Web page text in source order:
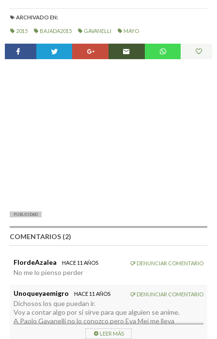
ARCHIVADO EN:
2015 BAJADA2015 GAVANELLI MAYO
PUBLICIDAD
COMENTARIOS (2)
FlordeAzalea HACE 11 AÑOS DENUNCIAR COMENTARIO
No me lo pienso perder
Unoqueyaemigro HACE 11 AÑOS DENUNCIAR COMENTARIO
Dichosos los que puedan ir.
Voy a contar algo por si sirve para que alguien se anime.
A Paolo Gavanelli no lo conozco pero Eva Mei me lleva
acompañando muchos años en una grabación estupenda de I
LEER MÁS